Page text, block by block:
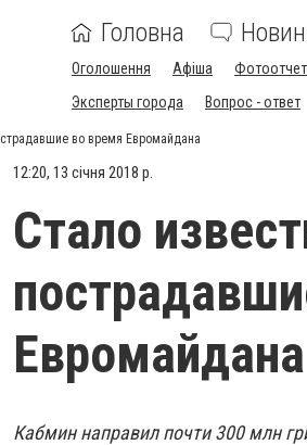
Головна
Оголошення Афіша
Эксперты города
Вопрос - ответ
во время Евромайдана
12:20, 13 січня 2018 р.
Стало
Евромайдана
Кабмин направил почти 300 млн